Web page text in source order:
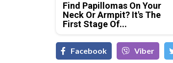
Find Papillomas On Your
Neck Or Armpit? It's The
First Stage Of...
Facebook Viber